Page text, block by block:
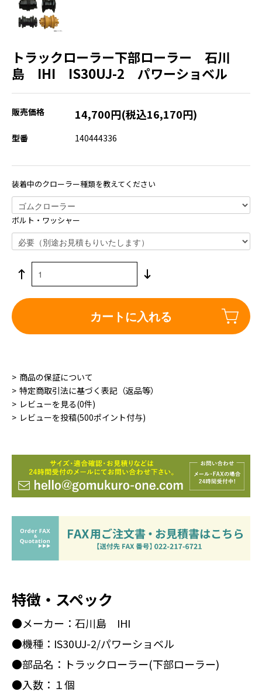
トラックローラー下部ローラー 石川
島 IHI IS30UJ-2 パワーショベル
販売価格 14,700円(税込16,170円)
型番 140444336
装着中のクローラー種類を教えてください
ボルト・ワッシャー
カートに入れる
商品の保証について
特定商取引法に基づく表記（返品等）
レビューを見る(0件)
レビューを投稿(500ポイント付与)
特徴・スペック
●メーカー：石川島 IHI
●機種：IS30UJ-2/パワーショベル
●部品名：トラックローラー(下部ローラー)
●入数：１個